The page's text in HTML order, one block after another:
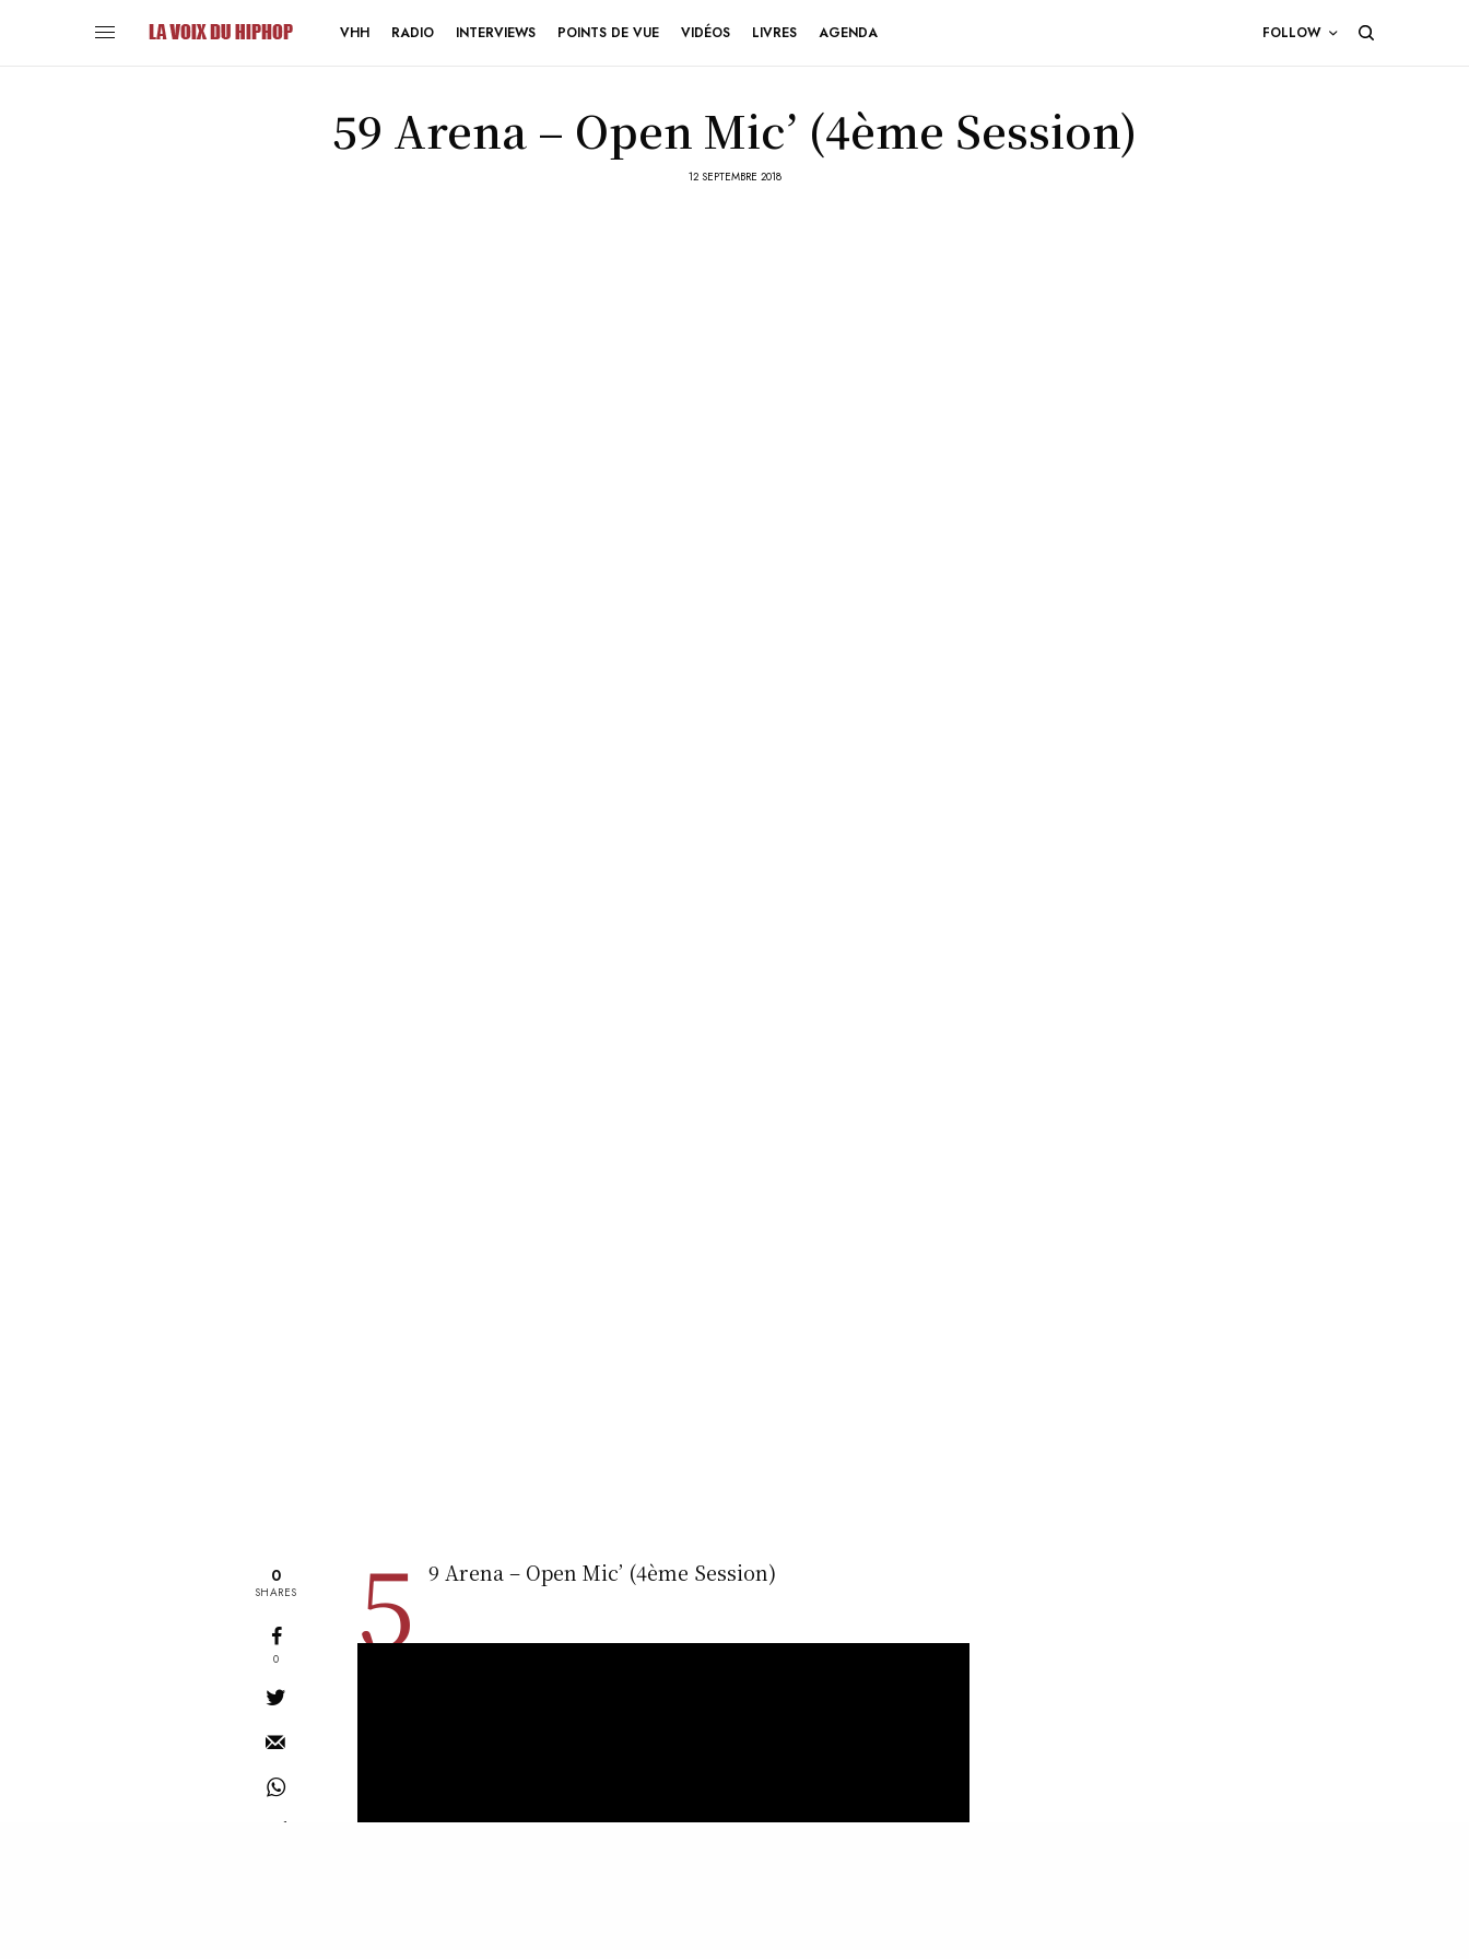
VHH RADIO INTERVIEWS POINTS DE VUE VIDÉOS LIVRES AGENDA FOLLOW
59 Arena – Open Mic’ (4ème Session)
12 SEPTEMBRE 2018
0
SHARES
0 5 9 Arena – Open Mic’ (4ème Session)